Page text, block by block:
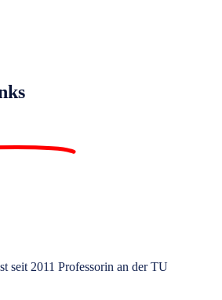
seit 2011 Professorin an der TU